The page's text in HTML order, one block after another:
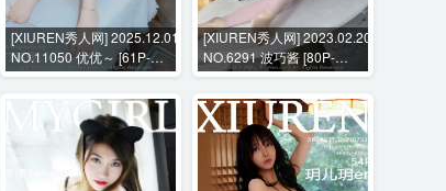
[XIUREN秀人网] 2025.12.01
NO.11050 优优～ [61P-
924MB]
[XIUREN秀人网] 2023.02.20
NO.6291 波巧酱 [80P-
668MB]